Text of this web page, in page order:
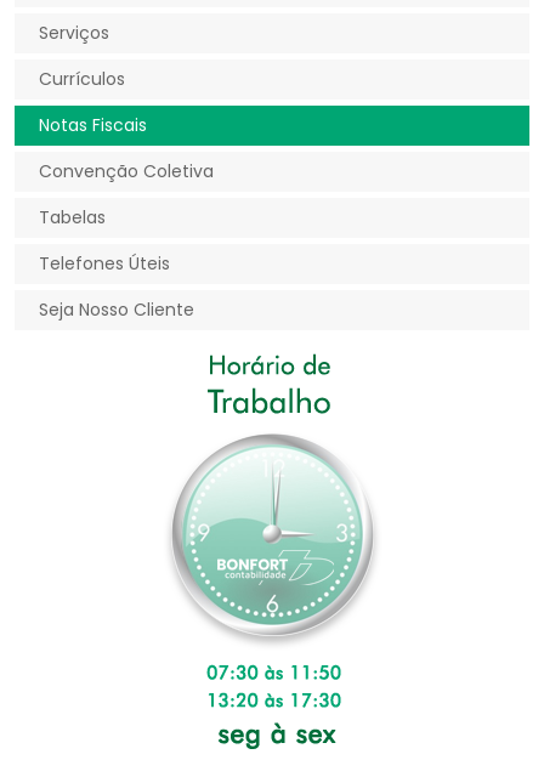
Serviços
Currículos
Notas Fiscais
Convenção Coletiva
Tabelas
Telefones Úteis
Seja Nosso Cliente